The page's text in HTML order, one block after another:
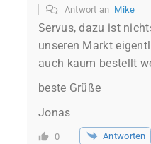
Antwort an Mike
Servus, dazu ist
unseren Markt
auch kaum bestellt
beste Grüße
Jonas
0 Antworten